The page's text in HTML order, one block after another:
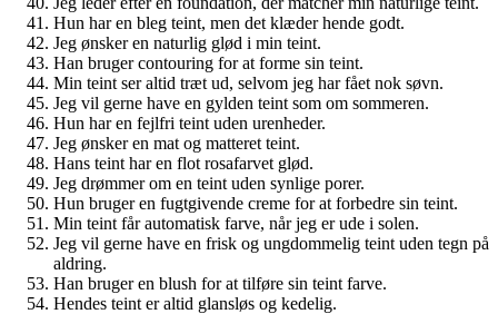
Hun har en bleg teint, men det klæder hende godt.
Jeg ønsker en naturlig glød i min teint.
Han bruger contouring for at forme sin teint.
Min teint ser altid træt ud, selvom jeg har fået nok søvn.
Jeg vil gerne have en gylden teint som om sommeren.
Hun har en fejlfri teint uden urenheder.
Jeg ønsker en mat og matteret teint.
Hans teint har en flot rosafarvet glød.
Jeg drømmer om en teint uden synlige porer.
Hun bruger en fugtgivende creme for at forbedre sin teint.
Min teint får automatisk farve, når jeg er ude i solen.
Jeg vil gerne have en frisk og ungdommelig teint uden tegn på
aldring.
Han bruger en blush for at tilføre sin teint farve.
Hendes teint er altid glansløs og kedelig.